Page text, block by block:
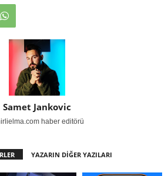
Samet Jankovic
haber editörü
YAZARIN DİĞER YAZILARI